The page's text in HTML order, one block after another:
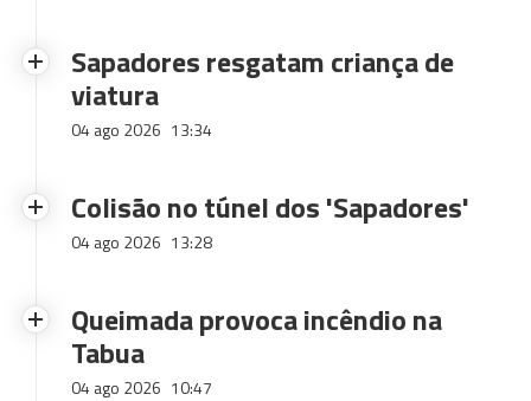
Sapadores resgatam criança de
viatura
04 ago 2026 13:34
Colisão no túnel dos 'Sapadores'
04 ago 2026 13:28
Queimada provoca incêndio na
Tabua
04 ago 2026 10:47